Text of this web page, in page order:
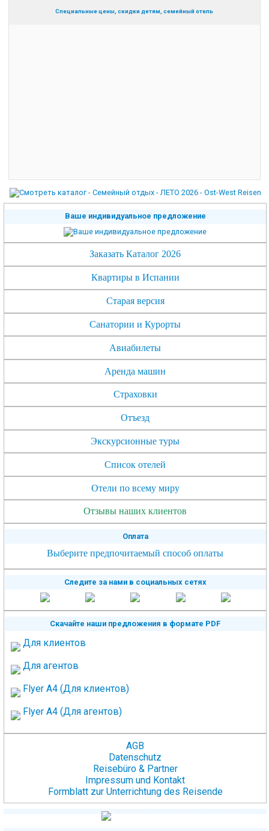
Специальные цены, скидки детям, семейный отель
Ваше индивидуальное предложение
Заказать Каталог 2026
Квартиры в Испании
Старая версия
Санатории и Курорты
Авиабилеты
Аренда машин
Страховки
Отъезд
Экскурсионные туры
Список отелей
Отели по всему миру
Отзывы наших клиентов
Оплата
Выберите предпочитаемый способ оплаты
Следите за нами в социальных сетях
Скачайте наши предложения в формате PDF
Для клиентов
Для агентов
Flyer A4 (Для клиентов)
Flyer A4 (Для агентов)
AGB
Datenschutz
Reisebüro & Partner
Impressum und Kontakt
Formblatt zur Unterrichtung des Reisende